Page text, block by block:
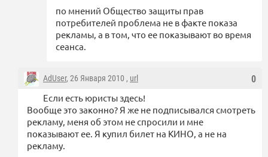
по мнений Общество защиты прав
потребителей проблема не в факте показа
рекламы, а в том, что ее показывают во время
сеанса.
0
AdUser, 26 Января 2010 , url
Если есть юристы здесь!
Вообще это законно? Я же не подписывался смотреть
рекламу, меня об этом не спросили и мне
показывают ее. Я купил билет на КИНО, а не на
рекламу.